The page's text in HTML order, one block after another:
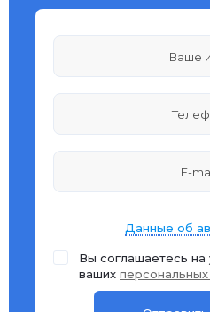
Данные об
Вы соглашаетесь на
ваших